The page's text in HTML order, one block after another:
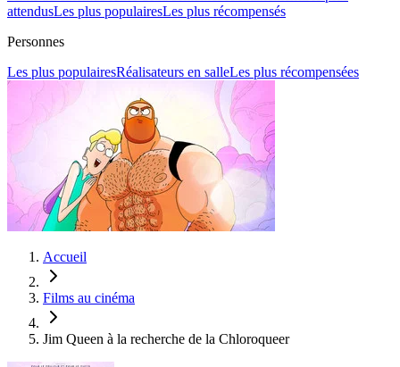
attendusLes plus populairesLes plus récompensés
Personnes
Les plus populairesRéalisateurs en salleLes plus récompensées
Accueil
Films au cinéma
Jim Queen à la recherche de la Chloroqueer